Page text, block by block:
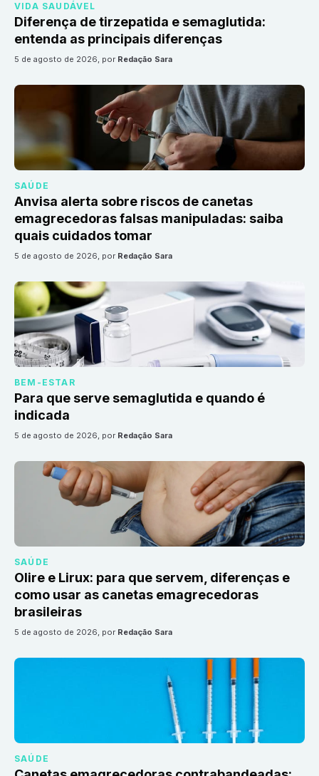
VIDA SAUDÁVEL
Diferença de tirzepatida e semaglutida:
entenda as principais diferenças
5 de agosto de 2026, por Redação Sara
SAÚDE
Anvisa alerta sobre riscos de canetas
emagrecedoras falsas manipuladas: saiba
quais cuidados tomar
5 de agosto de 2026, por Redação Sara
BEM-ESTAR
Para que serve semaglutida e quando é
indicada
5 de agosto de 2026, por Redação Sara
SAÚDE
Olire e Lirux: para que servem, diferenças e
como usar as canetas emagrecedoras
brasileiras
5 de agosto de 2026, por Redação Sara
SAÚDE